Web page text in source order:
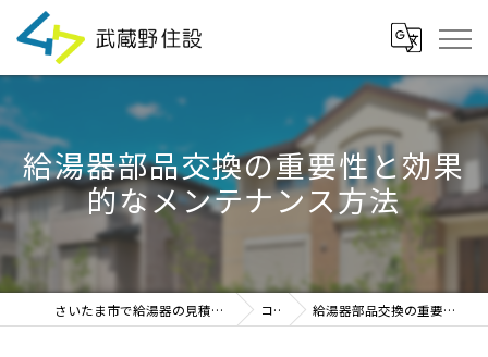
給湯器部品交換の重要性と効果
的なメンテナンス方法
さいたま市で給湯器の見積・設置・交換なら「武蔵野住設」 コラム 給湯器部品交換の重要性と効果的なメンテナンス方法